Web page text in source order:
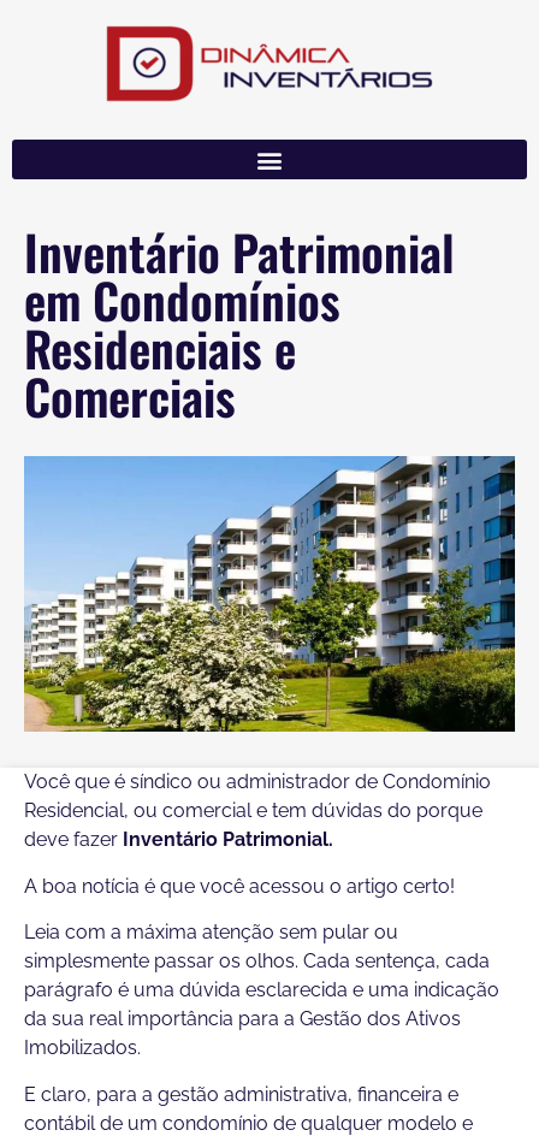
Inventário Patrimonial
em Condomínios
Residenciais e
Comerciais
Você que é síndico ou administrador de Condomínio
Residencial, ou comercial e tem dúvidas do porque
deve fazer Inventário Patrimonial.
A boa notícia é que você acessou o artigo certo!
Leia com a máxima atenção sem pular ou
simplesmente passar os olhos. Cada sentença, cada
parágrafo é uma dúvida esclarecida e uma indicação
da sua real importância para a Gestão dos Ativos
Imobilizados.
E claro, para a gestão administrativa, financeira e
contábil de um condomínio de qualquer modelo e